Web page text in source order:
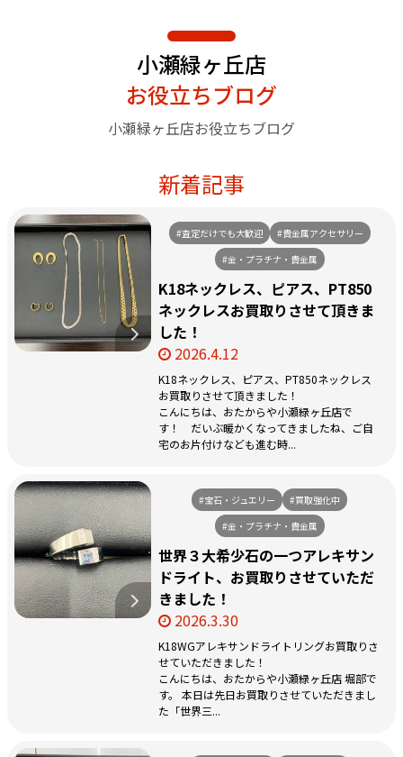
小瀬緑ヶ丘店
お役立ちブログ
小瀬緑ヶ丘店お役立ちブログ
新着記事
#査定だけでも大歓迎
#貴金属アクセサリー
#金・プラチナ・貴金属
K18ネックレス、ピアス、PT850
ネックレスお買取りさせて頂きま
した！
2026.4.12
K18ネックレス、ピアス、PT850ネックレス
お買取りさせて頂きました！
こんにちは、おたからや小瀬緑ヶ丘店で
す！ だいぶ暖かくなってきましたね、ご自
宅のお片付けなども進む時...
#宝石・ジュエリー
#買取強化中
#金・プラチナ・貴金属
世界３大希少石の一つアレキサン
ドライト、お買取りさせていただ
きました！
2026.3.30
K18WGアレキサンドライトリングお買取りさ
せていただきました！
こんにちは、おたからや小瀬緑ヶ丘店 堀部で
す。 本日は先日お買取りさせていただきまし
た「世界三...